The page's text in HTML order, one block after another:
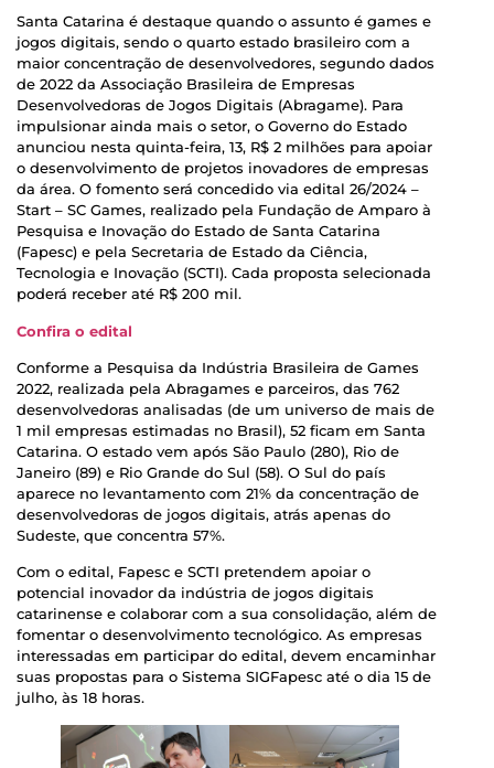
Santa Catarina é destaque quando o assunto é games e
jogos digitais, sendo o quarto estado brasileiro com a
maior concentração de desenvolvedores, segundo dados
de 2022 da Associação Brasileira de Empresas
Desenvolvedoras de Jogos Digitais (Abragame). Para
impulsionar ainda mais o setor, o Governo do Estado
anunciou nesta quinta-feira, 13, R$ 2 milhões para apoiar
o desenvolvimento de projetos inovadores de empresas
da área. O fomento será concedido via edital 26/2024 –
Start – SC Games, realizado pela Fundação de Amparo à
Pesquisa e Inovação do Estado de Santa Catarina
(Fapesc) e pela Secretaria de Estado da Ciência,
Tecnologia e Inovação (SCTI). Cada proposta selecionada
poderá receber até R$ 200 mil.
Confira o edital
Conforme a Pesquisa da Indústria Brasileira de Games
2022, realizada pela Abragames e parceiros, das 762
desenvolvedoras analisadas (de um universo de mais de
1 mil empresas estimadas no Brasil), 52 ficam em Santa
Catarina. O estado vem após São Paulo (280), Rio de
Janeiro (89) e Rio Grande do Sul (58). O Sul do país
aparece no levantamento com 21% da concentração de
desenvolvedoras de jogos digitais, atrás apenas do
Sudeste, que concentra 57%.
Com o edital, Fapesc e SCTI pretendem apoiar o
potencial inovador da indústria de jogos digitais
catarinense e colaborar com a sua consolidação, além de
fomentar o desenvolvimento tecnológico. As empresas
interessadas em participar do edital, devem encaminhar
suas propostas para o Sistema SIGFapesc até o dia 15 de
julho, às 18 horas.